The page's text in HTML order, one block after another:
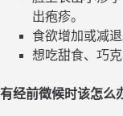
出疱疹。
食欲增加或减退
想吃甜食、巧克
有经前徵候时该怎么